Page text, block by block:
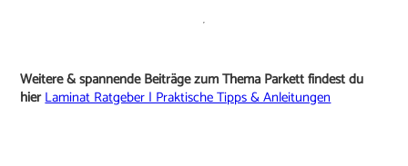
Weitere & spannende Beiträge zum Thema Parkett findest du
hierLaminat Ratgeber | Praktische Tipps & Anleitungen